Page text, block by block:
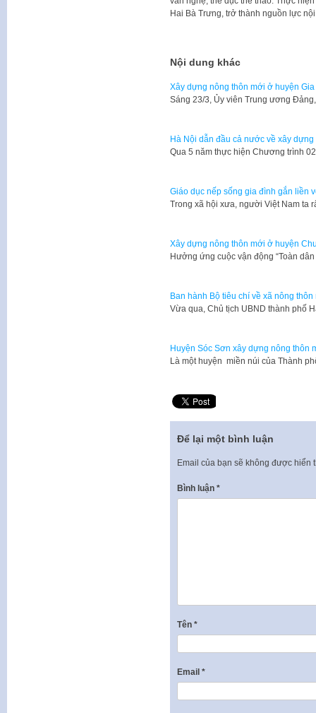
Hai Bà Trưng, trở thành nguồn lực
Nội dung khác
Xây dựng nông thôn mới ở huyện Gia
Sáng 23/3, Ủy viên Trung ương
Hà Nội dẫn đầu cả nước về xây
Qua 5 năm thực hiện Chương trình
Giáo dục nếp sống gia đình gắn liền
​Trong xã hội xưa, người Việt Nam ta
Xây dựng nông thôn mới ở huyện
Hưởng ứng cuộc vận động “Toàn
Ban hành Bộ tiêu chí về xã nông
Vừa qua, Chủ tịch UBND thành phố
Huyện Sóc Sơn xây dựng nông thôn
Là một huyện miền núi của Thành
Để lại một bình luận
Email của bạn sẽ không được hiển
Bình luận *
Tên *
Email *